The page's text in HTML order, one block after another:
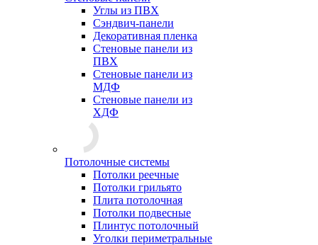
Углы из ПВХ
Сэндвич-панели
Декоративная пленка
Стеновые панели из
ПВХ
Стеновые панели из
МДФ
Стеновые панели из
ХДФ
Потолочные системы
Потолки реечные
Потолки грильято
Плита потолочная
Потолки подвесные
Плинтус потолочный
Уголки периметральные